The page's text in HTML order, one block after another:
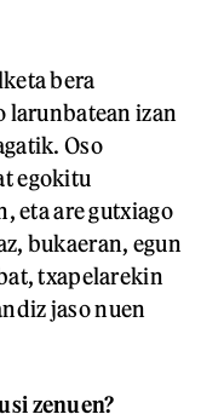
bera
larunbatean izan
Oso
egokitu
eta are gutxiago
bukaeran, egun
txapelarekin
jaso nuen
zenuen?